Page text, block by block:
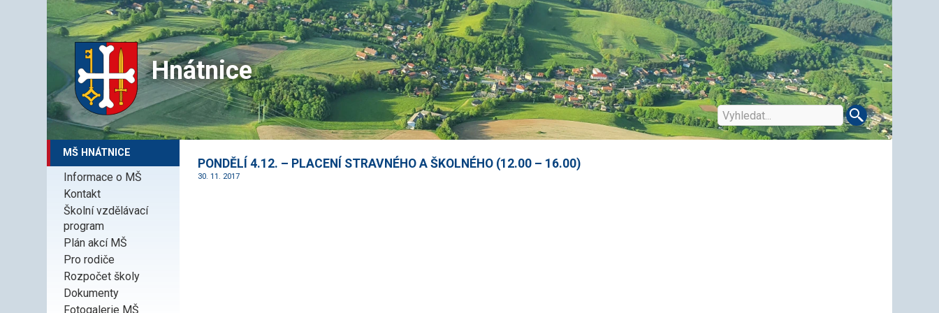
Hnátnice
MŠ HNÁTNICE
Informace o MŠ
Kontakt
Školní vzdělávací
program
Plán akcí MŠ
Pro rodiče
Rozpočet školy
Dokumenty
Fotogalerie MŠ
PONDĚLÍ 4.12. – PLACENÍ STRAVNÉHO A ŠKOLNÉHO (12.00 – 16.00)
30. 11. 2017